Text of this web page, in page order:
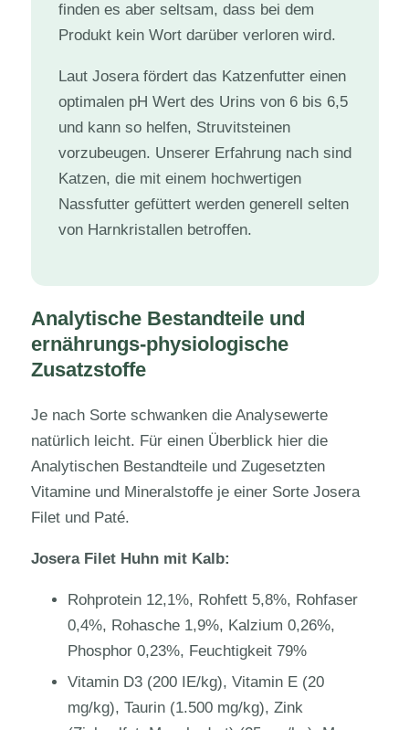
finden es aber seltsam, dass bei dem
Produkt kein Wort darüber verloren wird.
Laut Josera fördert das Katzenfutter einen
optimalen pH Wert des Urins von 6 bis 6,5
und kann so helfen, Struvitsteinen
vorzubeugen. Unserer Erfahrung nach sind
Katzen, die mit einem hochwertigen
Nassfutter gefüttert werden generell selten
von Harnkristallen betroffen.
Analytische Bestandteile und
ernährungs-physiologische
Zusatzstoffe
Je nach Sorte schwanken die Analysewerte
natürlich leicht. Für einen Überblick hier die
Analytischen Bestandteile und Zugesetzten
Vitamine und Mineralstoffe je einer Sorte Josera
Filet und Paté.
Josera Filet Huhn mit Kalb:
Rohprotein 12,1%, Rohfett 5,8%, Rohfaser
0,4%, Rohasche 1,9%, Kalzium 0,26%,
Phosphor 0,23%, Feuchtigkeit 79%
Vitamin D3 (200 IE/kg), Vitamin E (20
mg/kg), Taurin (1.500 mg/kg), Zink